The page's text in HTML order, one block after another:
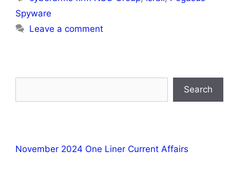
Spyware
Leave a comment
Search
November 2024 One Liner Current Affairs